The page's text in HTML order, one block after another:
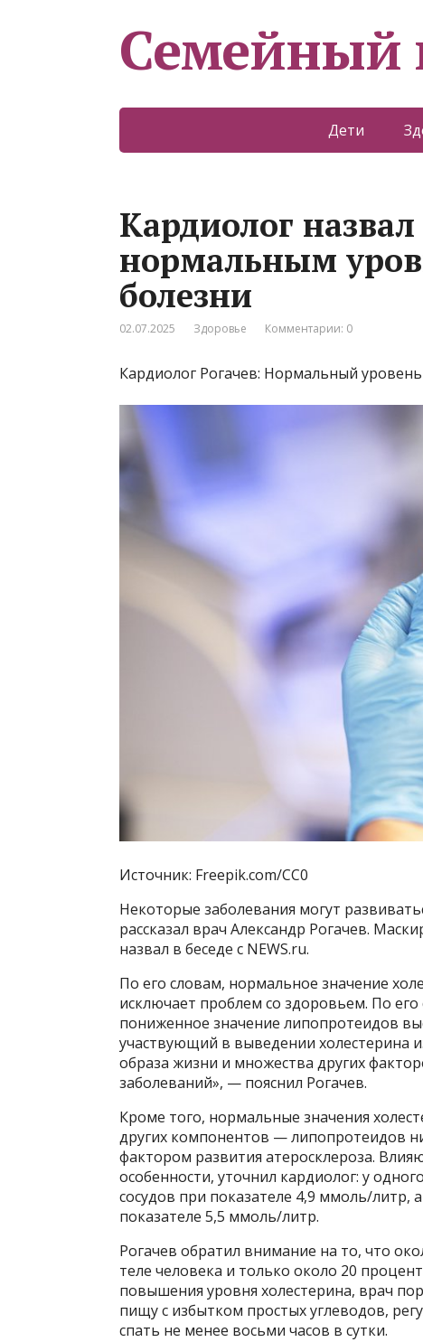
Семейный
Дети
Кардиолог
нормальным
болезни
02.07.2025 Здоровье Комментарии: 0
Кардиолог Рогачев: Нормальный
Источник: Freepik.com/CC0
Некоторые заболевания могут
рассказал врач Александр Рогачев.
назвал в беседе с NEWS.ru.
По его словам, нормальное значение
исключает проблем со здоровьем. По
пониженное значение липопротеидов
участвующий в выведении холестерина
образа жизни и множества других
заболеваний», — пояснил Рогачев.
Кроме того, нормальные значения
других компонентов — липопротеидов
фактором развития атеросклероза.
особенности, уточнил кардиолог: у
сосудов при показателе 4,9 ммоль/литр,
показателе 5,5 ммоль/литр.
Рогачев обратил внимание на то, что
теле человека и только около 20
повышения уровня холестерина, врач
пищу с избытком простых углеводов,
спать не менее восьми часов в сутки.